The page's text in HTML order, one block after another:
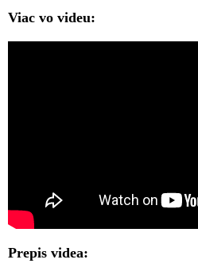
Viac vo videu:
Prepis videa: